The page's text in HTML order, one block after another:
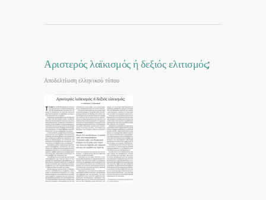
Αριστερός λαϊκισμός ή δεξιός ελιτισμός;
Αποδελτίωση ελληνικού τύπου